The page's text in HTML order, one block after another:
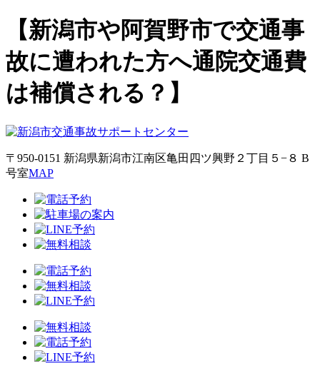
【新潟市や阿賀野市で交通事
故に遭われた方へ通院交通費
は補償される？】
〒950-0151 新潟県新潟市江南区亀田四ツ興野２丁目５−８ B
号室MAP